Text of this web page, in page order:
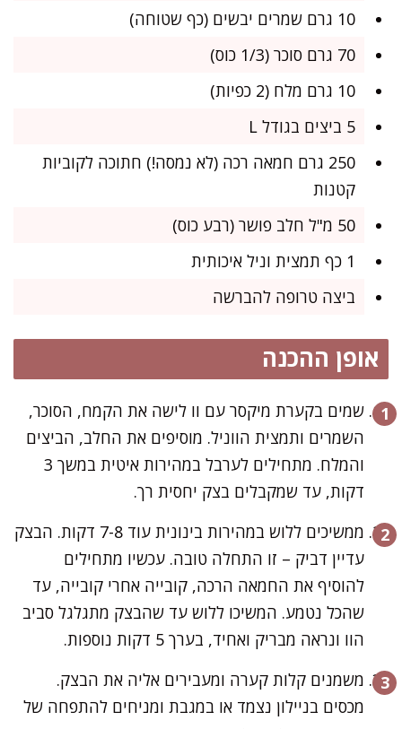
10 גרם שמרים יבשים (כף שטוחה)
70 גרם סוכר (1/3 כוס)
10 גרם מלח (2 כפיות)
5 ביצים בגודל L
250 גרם חמאה רכה (לא נמסה!) חתוכה לקוביות
קטנות
50 מ"ל חלב פושר (רבע כוס)
1 כף תמצית וניל איכותית
ביצה טרופה להברשה
אופן ההכנה
שמים בקערת מיקסר עם וו לישה את הקמח, הסוכר,
השמרים ותמצית הווניל. מוסיפים את החלב, הביצים
והמלח. מתחילים לערבל במהירות איטית במשך 3
דקות, עד שמקבלים בצק יחסית רך.
ממשיכים ללוש במהירות בינונית עוד 7-8 דקות. הבצק
עדיין דביק – זו התחלה טובה. עכשיו מתחילים
להוסיף את החמאה הרכה, קובייה אחרי קובייה, עד
שהכל נטמע. המשיכו ללוש עד שהבצק מתגלגל סביב
הוו ונראה מבריק ואחיד, בערך 5 דקות נוספות.
משמנים קלות קערה ומעבירים אליה את הבצק.
מכסים בניילון נצמד או במגבת ומניחים להתפחה של